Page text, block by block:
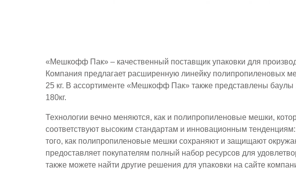
«Мешкофф Пак» – качественный поставщик упаковки для
Компания предлагает расширенную линейку полипропиленовых
25 кг. В ассортименте «Мешкофф Пак» также представлены
180кг.
Технологии вечно меняются, как и полипропиленовые мешки,
соответствуют высоким стандартам и инновационным тенденциям:
того, как полипропиленовые мешки сохраняют и защищают
предоставляет покупателям полный набор ресурсов для
также можете найти другие решения для упаковки на сайте